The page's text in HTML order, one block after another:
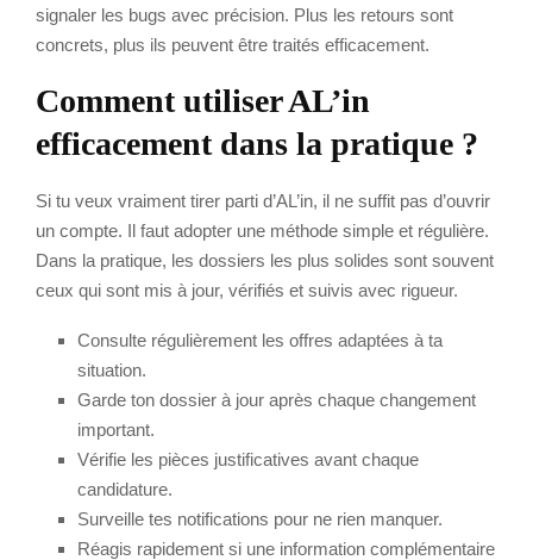
signaler les bugs avec précision. Plus les retours sont
concrets, plus ils peuvent être traités efficacement.
Comment utiliser AL’in
efficacement dans la pratique ?
Si tu veux vraiment tirer parti d’AL’in, il ne suffit pas d’ouvrir
un compte. Il faut adopter une méthode simple et régulière.
Dans la pratique, les dossiers les plus solides sont souvent
ceux qui sont mis à jour, vérifiés et suivis avec rigueur.
Consulte régulièrement les offres adaptées à ta
situation.
Garde ton dossier à jour après chaque changement
important.
Vérifie les pièces justificatives avant chaque
candidature.
Surveille tes notifications pour ne rien manquer.
Réagis rapidement si une information complémentaire